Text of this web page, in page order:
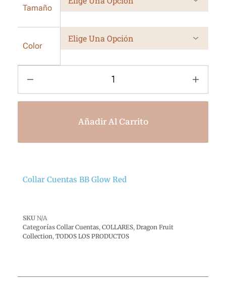
Tamaño
Color
Añadir Al Carrito
Collar Cuentas BB Glow Red
SKU N/A
Categorías Collar Cuentas, COLLARES, Dragon Fruit
Collection, TODOS LOS PRODUCTOS